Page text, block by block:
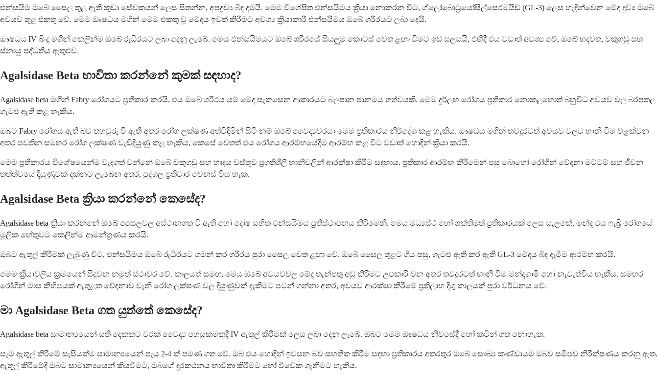
එන්සයිම ඔබේ සෛල තුළ ඇති කුඩා සේවකයන් ලෙස සිතන්න, අපද්‍රව්‍ය බිඳ දමයි. මෙම විශේෂිත එන්සයිමය ක්‍රියා නොකරන විට, ග්ලෝබොට්‍රයෝසිල්සෙරමයිඩ් (GL-3) ලෙස හැඳින්වෙන මේද ද්‍රව්‍ය ඔබේ
අවයව තුළ එකතු වේ. මෙම ඖෂධය මගින් මෙම එකතු වූ මේදය ඉවත් කිරීමට අවශ්‍ය ක්‍රියාකාරී එන්සයිමය ඔබේ ශරීරයට ලබා දෙයි.
ඖෂධය IV බිංදු මගින් කෙලින්ම ඔබේ රුධිරයට ලබා දෙනු ලැබේ. මෙය එන්සයිමයට ඔබේ ශරීරයේ සියලුම කොටස් වෙත ළඟා වීමට ඉඩ සලසයි, එහිදී එය වඩාත් අවශ්‍ය වේ, ඔබේ හදවත, වකුගඩු සහ
ස්නායු පද්ධතිය ඇතුළුව.
Agalsidase Beta භාවිතා කරන්නේ කුමක් සඳහාද?
Agalsidase beta මගින් Fabry රෝගයට ප්‍රතිකාර කරයි, එය ඔබේ ශරීරය යම් මේද සැකසෙන ආකාරයට බලපාන ජානමය තත්වයකි. මෙම දුර්ලභ රෝගය ප්‍රතිකාර නොකළහොත් බහුවිධ අවයව වල බරපතල
ගැටළු ඇති කළ හැකිය.
ඔබට Fabry රෝගය ඇති බව තහවුරු වී ඇති අතර රෝග ලක්ෂණ අත්විඳිමින් සිටී නම් ඔබේ වෛද්‍යවරයා මෙම ප්‍රතිකාරය නිර්දේශ කළ හැකිය. ඖෂධය මගින් තවදුරටත් අවයව වලට හානි වීම වළක්වන
අතර පවතින සමහර රෝග ලක්ෂණ වැඩිදියුණු කළ හැකිය, කෙසේ වෙතත් එය රෝගය ආරම්භයේදීම ආරම්භ කළ විට වඩාත් හොඳින් ක්‍රියා කරයි.
මෙම ප්‍රතිකාරය විශේෂයෙන්ම වැදගත් වන්නේ ඔබේ වකුගඩු සහ හෘදය වස්තුව ප්‍රගතිශීලී හානිවලින් ආරක්ෂා කිරීම සඳහාය. ප්‍රතිකාර ආරම්භ කිරීමෙන් පසු බොහෝ රෝගීන් වේදනා මට්ටම් සහ ජීවන
තත්ත්වයේ දියුණුවක් දක්නට ලැබෙන අතර, පුද්ගල ප්‍රතිචාර වෙනස් විය හැක.
Agalsidase Beta ක්‍රියා කරන්නේ කෙසේද?
Agalsidase beta ක්‍රියා කරන්නේ ඔබේ සෛලවල අස්ථානගත වී ඇති හෝ දෝෂ සහිත එන්සයිමය ප්‍රතිස්ථාපනය කිරීමෙනි. මෙය මධ්‍යස්ථ හෝ ශක්තිමත් ප්‍රතිකාරයක් ලෙස සැලකේ, මන්ද එය ෆැබ්‍රි රෝගයේ
මූලික හේතුවට කෙලින්ම ආමන්ත්‍රණය කරයි.
ඔබට ඇතුල් කිරීමක් ලැබුණු විට, එන්සයිමය ඔබේ රුධිරයට ගමන් කර ශරීරය පුරා සෛල වෙත ළඟා වේ. ඔබේ සෛල තුළට ගිය පසු, ගැටළු ඇති කර ඇති GL-3 මේදය බිඳ දැමීම ආරම්භ කරයි.
මෙම ක්‍රියාවලිය ක්‍රමයෙන් සිදුවන නමුත් ස්ථාවර වේ. කාලයත් සමඟ, මෙය ඔබේ අවයවවල මේද තැන්පතු අඩු කිරීමට උපකාරී වන අතර තවදුරටත් හානි වීම මන්දගාමී හෝ නැවැත්විය හැකිය. සමහර
රෝගීන් මාස කිහිපයක් ඇතුළත වේදනාව වැනි රෝග ලක්ෂණ වල දියුණුවක් දැකීමට පටන් ගන්නා අතර, අවයව ආරක්ෂා කිරීමේ ප්‍රතිලාභ දිගු කාලයක් පුරා වර්ධනය වේ.
මා Agalsidase Beta ගත යුත්තේ කෙසේද?
Agalsidase beta සාමාන්‍යයෙන් සති දෙකකට වරක් වෛද්‍ය පහසුකමකදී IV ඇතුල් කිරීමක් ලෙස ලබා දෙනු ලැබේ. ඔබට මෙම ඖෂධය නිවසේදී හෝ කටින් ගත නොහැක.
සෑම ඇතුල් කිරීමේ සැසියක්ම සාමාන්‍යයෙන් පැය 2-4 ක් පමණ ගත වේ. ඔබ එය හොඳින් ඉවසන බව සහතික කිරීම සඳහා ප්‍රතිකාරය අතරතුර ඔබේ සෞඛ්‍ය කණ්ඩායම ඔබව සමීපව නිරීක්ෂණය කරනු ඇත.
ඇතුල් කිරීමේදී ඔබට සාමාන්‍යයෙන් කියවීමට, ඔබගේ දුරකථනය භාවිතා කිරීමට හෝ විවේක ගැනීමට හැකිය.